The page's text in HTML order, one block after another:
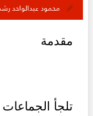
محمود عبدالواحد
مقدمة
تلجأ